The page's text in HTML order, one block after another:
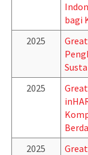
bagi
2025
2025
2025